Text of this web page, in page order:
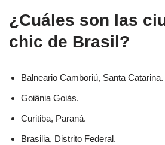
¿Cuáles son las
chic de Brasil?
Balneario Camboriú, Santa Catarina.
Goiânia Goiás.
Curitiba, Paraná.
Brasilia, Distrito Federal.